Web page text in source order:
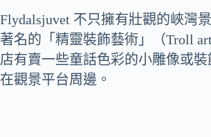
Flydalsjuvet 不只擁有壯觀的峽灣
著名的「精靈裝飾藝術」（Troll
店有賣一些童話色彩的小雕像或
在觀景平台周邊。